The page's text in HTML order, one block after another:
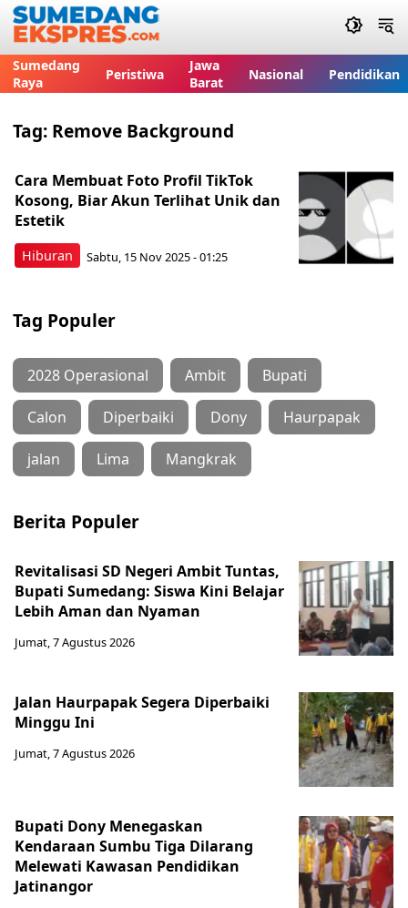
Sumedang
Raya
Peristiwa
Jawa
Barat
Nasional Pendidikan
Tag: Remove Background
Hiburan
Cara Membuat Foto Profil TikTok
Kosong, Biar Akun Terlihat Unik dan
Estetik
Sabtu, 15 Nov 2025 - 01:25
Tag Populer
2028 Operasional Ambit Bupati
Calon Diperbaiki Dony Haurpapak
jalan Lima Mangkrak
Berita Populer
Revitalisasi SD Negeri Ambit Tuntas,
Bupati Sumedang: Siswa Kini Belajar
Lebih Aman dan Nyaman
Jumat, 7 Agustus 2026
Jalan Haurpapak Segera Diperbaiki
Minggu Ini
Jumat, 7 Agustus 2026
Bupati Dony Menegaskan
Kendaraan Sumbu Tiga Dilarang
Melewati Kawasan Pendidikan
Jatinangor